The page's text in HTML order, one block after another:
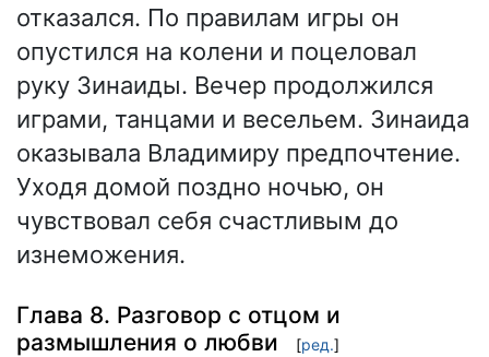
отказался. По правилам игры он
опустился на колени и поцеловал
руку Зинаиды. Вечер продолжился
играми, танцами и весельем. Зинаида
оказывала Владимиру предпочтение.
Уходя домой поздно ночью, он
чувствовал себя счастливым до
изнеможения.
Глава 8. Разговор с отцом и
размышления о любви
[ред.]